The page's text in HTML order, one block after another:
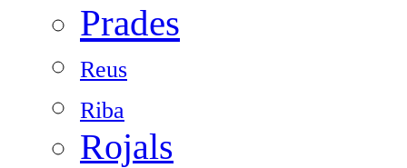
Prades
Reus
Riba
Rojals